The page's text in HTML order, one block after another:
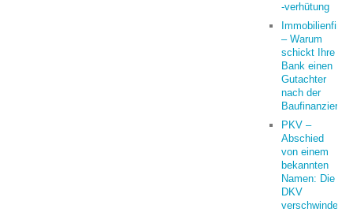
-verhütung
– Warum
schickt Ihre
Bank einen
Gutachter
nach der
PKV –
Abschied
von einem
bekannten
Namen: Die
DKV
verschwindet